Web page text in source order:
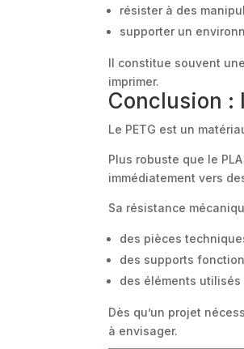
résister à des
supporter un
Il constitue souvent
imprimer.
Conclusion :
Le PETG est un
Plus robuste que le
immédiatement vers
Sa résistance
des pièces
des supports
des éléments
Dès qu’un projet
à envisager.